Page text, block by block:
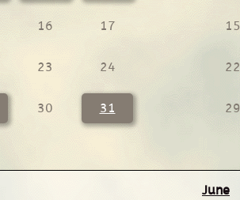
16 17
23 24
30 31
15
22
29
June